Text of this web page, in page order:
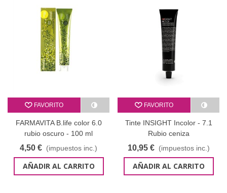
FAVORITO
FARMAVITA B.life color 6.0
rubio oscuro - 100 ml
4,50 € (impuestos inc.)
AÑADIR AL CARRITO
FAVORITO
Tinte INSIGHT Incolor - 7.1
Rubio ceniza
10,95 € (impuestos inc.)
AÑADIR AL CARRITO